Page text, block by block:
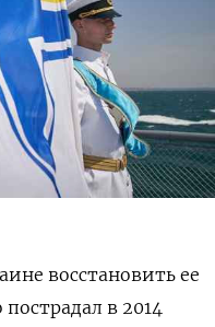
восстановить ее
в 2014